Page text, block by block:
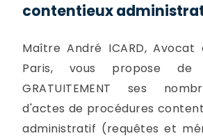
contentieux
Maître André ICARD, Avocat
Paris, vous propose de
GRATUITEMENT ses
d'actes de procédures
administratif (requêtes et